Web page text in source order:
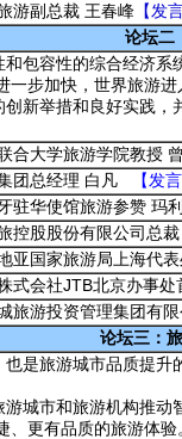
游副总裁 王春峰 【发
论坛二
容性的综合经济系
一步加快，世界旅游
举措和良好实践，
合大学旅游学院教授
团总经理 白凡 【发
驻华使馆旅游参赞 玛
控股股份有限公司总
亚国家旅游局上海代
式会社JTB北京办事
旅游投资管理集团有
论坛三：
旅游城市品质提升
市和旅游机构推动
、更有品质的旅游体验